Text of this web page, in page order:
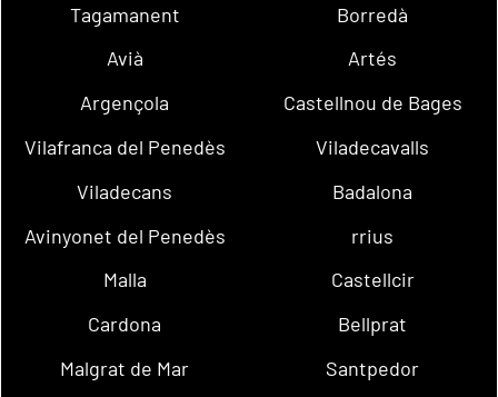
Tagamanent
Borredà
Avià
Artés
Argençola
Castellnou de Bages
Vilafranca del Penedès
Viladecavalls
Viladecans
Badalona
Avinyonet del Penedès
rrius
Malla
Castellcir
Cardona
Bellprat
Malgrat de Mar
Santpedor